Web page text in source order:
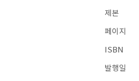
제본
페이지
ISBN
발행일